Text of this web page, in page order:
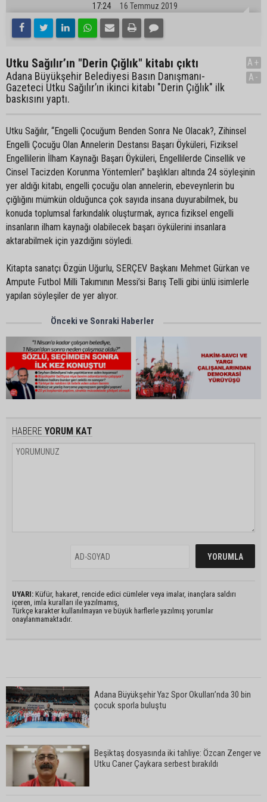
17:24 16 Temmuz 2019
Utku Sağılır’ın "Derin Çığlık" kitabı çıktı
Adana Büyükşehir Belediyesi Basın Danışmanı-
Gazeteci Utku Sağılır’ın ikinci kitabı "Derin Çığlık" ilk
baskısını yaptı.
A+
A-
Utku Sağılır, “Engelli Çocuğum Benden Sonra Ne Olacak?, Zihinsel
Engelli Çocuğu Olan Annelerin Destansı Başarı Öyküleri, Fiziksel
Engellilerin İlham Kaynağı Başarı Öyküleri, Engellilerde Cinsellik ve
Cinsel Tacizden Korunma Yöntemleri” başlıkları altında 24 söyleşinin
yer aldığı kitabı, engelli çocuğu olan annelerin, ebeveynlerin bu
çığlığını mümkün olduğunca çok sayıda insana duyurabilmek, bu
konuda toplumsal farkındalık oluşturmak, ayrıca fiziksel engelli
insanların ilham kaynağı olabilecek başarı öykülerini insanlara
aktarabilmek için yazdığını söyledi.
Kitapta sanatçı Özgün Uğurlu, SERÇEV Başkanı Mehmet Gürkan ve
Ampute Futbol Milli Takımının Messi’si Barış Telli gibi ünlü isimlerle
yapılan söyleşiler de yer alıyor.
Önceki ve Sonraki Haberler
HABERE YORUM KAT
UYARI: Küfür, hakaret, rencide edici cümleler veya imalar, inançlara saldırı
içeren, imla kuralları ile yazılmamış,
Türkçe karakter kullanılmayan ve büyük harflerle yazılmış yorumlar
onaylanmamaktadır.
Adana Büyükşehir Yaz Spor Okulları’nda 30 bin
çocuk sporla buluştu
Beşiktaş dosyasında iki tahliye: Özcan Zenger ve
Utku Caner Çaykara serbest bırakıldı